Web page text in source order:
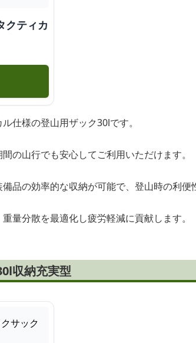
クティカ
仕様の登山用ザック30lです。
の山行でも安心してご利用いただけます。
品の効率的な収納が可能で、登山時の利
量分散を最適化し疲労軽減に貢献します。
収納充実型